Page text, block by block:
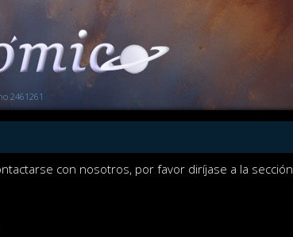
2461261
con nosotros, por favor diríjase a la sección